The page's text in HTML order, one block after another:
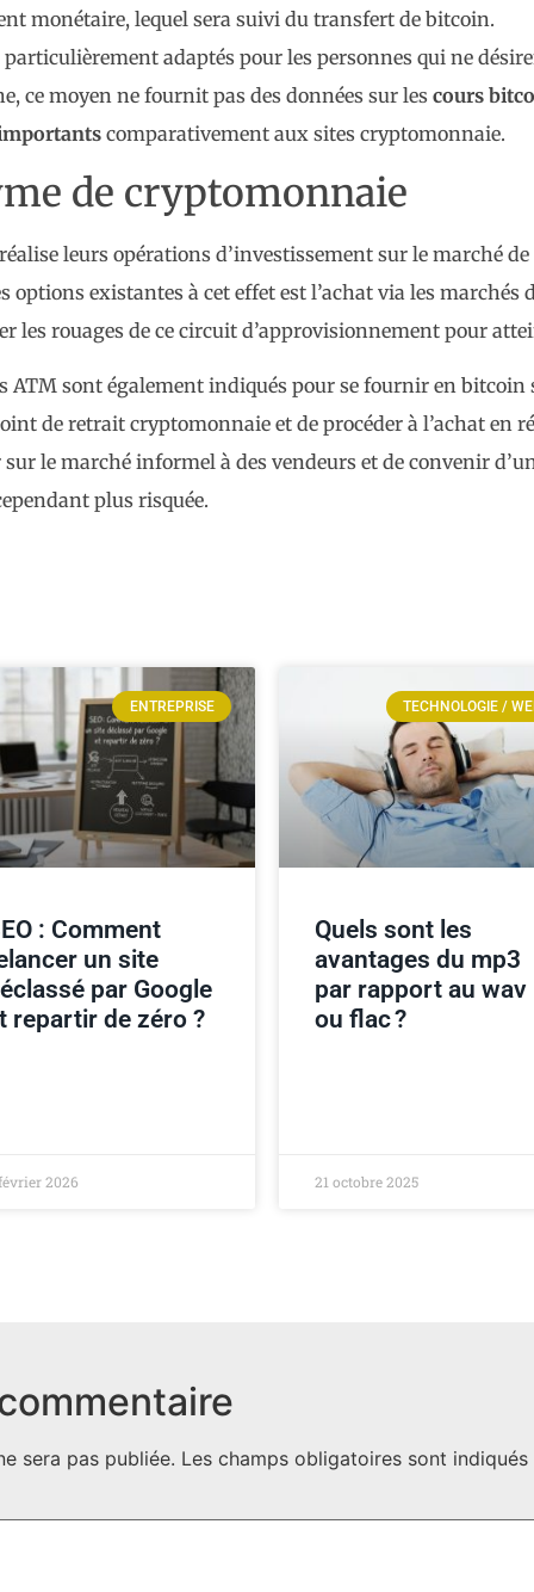
monétaire, lequel sera suivi du transfert de bitcoin.
adaptés pour les personnes qui ne
ce moyen ne fournit pas des données sur les cours
comparativement aux sites cryptomonnaie.
de cryptomonnaie
leurs opérations d’investissement sur le marché
options existantes à cet effet est l’achat via les
les rouages de ce circuit d’approvisionnement pour
ATM sont également indiqués pour se fournir en
de retrait cryptomonnaie et de procéder à l’achat en
sur le marché informel à des vendeurs et de convenir
plus risquée.
ENTREPRISE
: Comment
un site
par Google
repartir de zéro ?
2026
TECHNOLOGIE /
Quels sont les
avantages du mp3
par rapport au wav
ou flac ?
21 octobre 2025
sera pas publiée. Les champs obligatoires sont